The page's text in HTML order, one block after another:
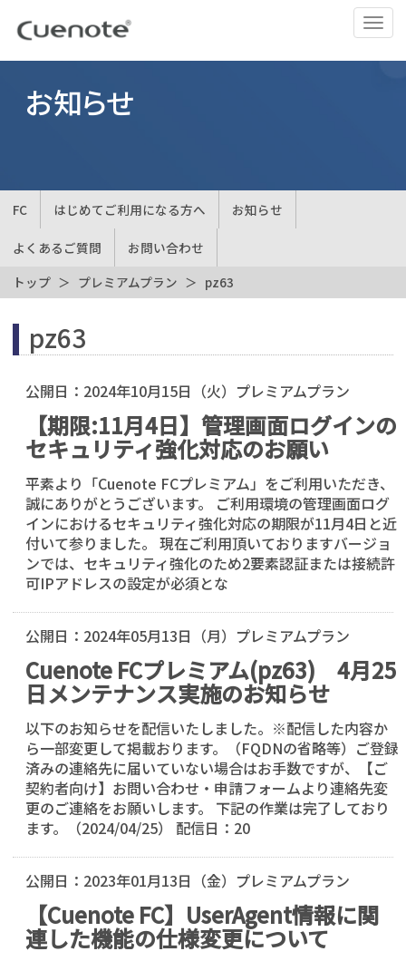
ナ
ビ
ゲ
切
お知らせ
FC はじめてご利用になる方へ お知らせ
よくあるご質問
お問い合わせ
トップ
プレミアムプラン pz63
pz63
公開日： 2024年10月15日（火） プレミアムプラン
【期限:11月4日】管理画面ログインの
セキュリティ強化対応のお願い
平素より「Cuenote FCプレミアム」をご利用いただき、
誠にありがとうございます。 ご利用環境の管理画面ログ
インにおけるセキュリティ強化対応の期限が11月4日と近
付いて参りました。 現在ご利用頂いておりますバージョ
ンでは、セキュリティ強化のため2要素認証または接続許
可IPアドレスの設定が必須とな
公開日： 2024年05月13日（月） プレミアムプラン
Cuenote FCプレミアム(pz63) 4月25
日メンテナンス実施のお知らせ
以下のお知らせを配信いたしました。※配信した内容か
ら一部変更して掲載おります。（FQDNの省略等）ご登録
済みの連絡先に届いていない場合はお手数ですが、【ご
契約者向け】お問い合わせ・申請フォームより連絡先変
更のご連絡をお願いします。 下記の作業は完了しており
ます。（2024/04/25） 配信日：20
公開日： 2023年01月13日（金） プレミアムプラン
【Cuenote FC】UserAgent情報に関
連した機能の仕様変更について